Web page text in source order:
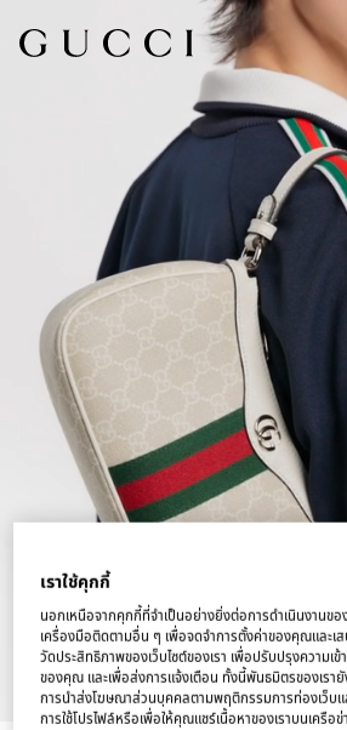
/10
เราใช้คุกกี้
นอกเหนือจากคุกกี้ที่จำเป็นอย่างยิ่งต่อการดำเนินงานขอ
เครื่องมือติดตามอื่น ๆ เพื่อจดจำการตั้งค่าของคุณและเ
วัดประสิทธิภาพของเว็บไซต์ของเรา เพื่อปรับปรุงความเข้
ของคุณ และเพื่อส่งการแจ้งเตือน ทั้งนี้พันธมิตรของเรายั
การนำส่งโฆษณาส่วนบุคคลตามพฤติกรรมการท่องเว็บ
การใช้โปรไฟล์หรือเพื่อให้คุณแชร์เนื้อหาของเราบนเครื